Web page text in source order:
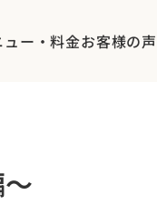
ュー・料金お客様の声